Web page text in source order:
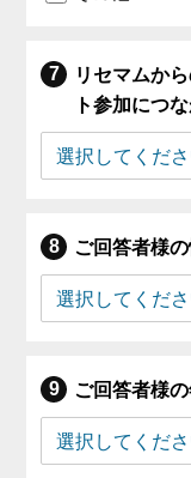
リセマムか
ト参加につ
ご回答者様
ご回答者様